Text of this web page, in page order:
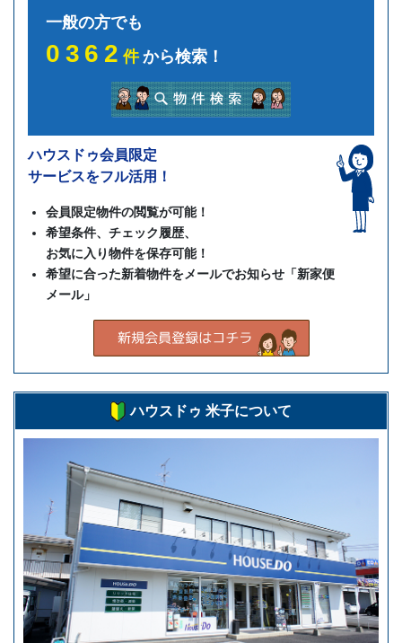
一般の方でも
0362件から検索！
ハウスドゥ会員限定
サービスをフル活用！
会員限定物件の閲覧が可能！
希望条件、チェック履歴、
お気に入り物件を保存可能！
希望に合った新着物件をメールでお知らせ「新家便
メール」
ハウスドゥ 米子について